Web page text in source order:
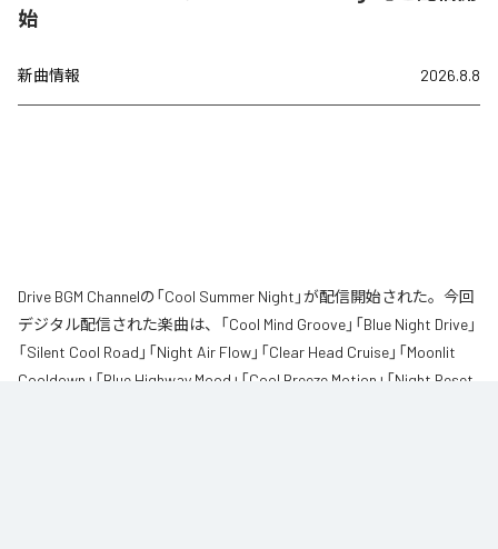
始
新曲情報 2026.8.8
Drive BGM Channelの「Cool Summer Night」が配信開始された。今回
デジタル配信された楽曲は、「Cool Mind Groove」「Blue Night Drive」
「Silent Cool Road」「Night Air Flow」「Clear Head Cruise」「Moonlit
Cooldown」「Blue Highway Mood」「Cool Breeze Motion」「Night Reset